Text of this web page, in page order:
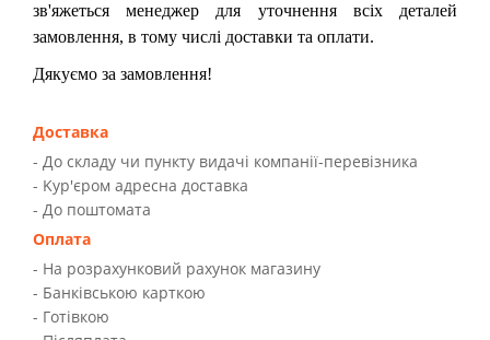
зв'яжеться менеджер для уточнення всіх деталей
замовлення, в тому числі доставки та оплати.
Дякуємо за замовлення!
Доставка
- До складу чи пункту видачі компанії-перевізника
- Kур'єром адресна доставка
- До поштомата
Оплата
- На розрахунковий рахунок магазину
- Банківською карткою
- Готівкою